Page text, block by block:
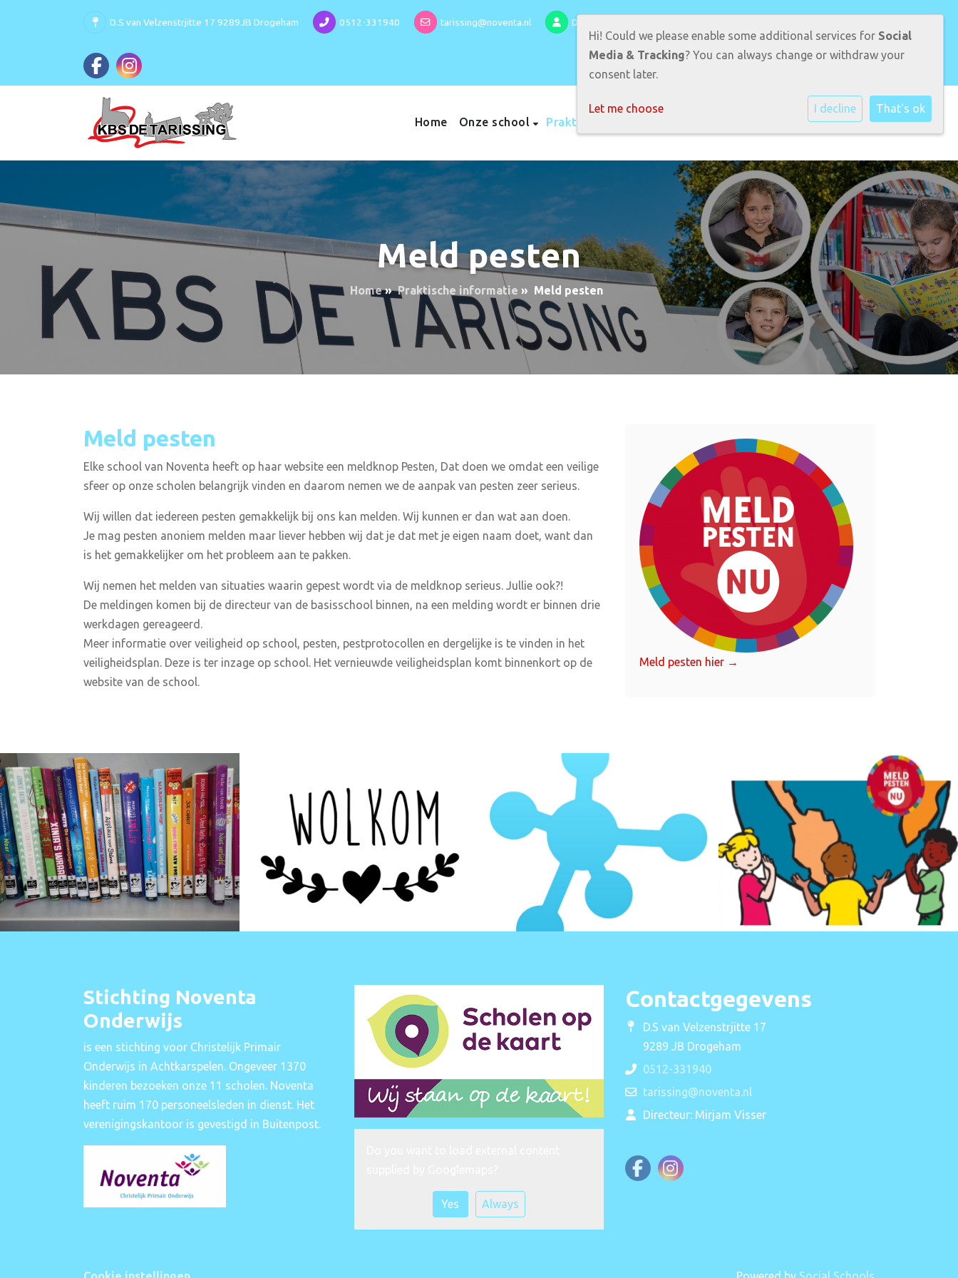
D.S van Velzenstrjitte 17 9289JB Drogeham 0512-331940 tarissing@noventa.nl Directeur: Mirjam Visser
Home Onze school Praktische informatie Contact
Meld pesten
Home» Praktische informatie » Meld pesten
Meld pesten
Elke school van Noventa heeft op haar website een meldknop Pesten, Dat doen we omdat een veilige
sfeer op onze scholen belangrijk vinden en daarom nemen we de aanpak van pesten zeer serieus.
Wij willen dat iedereen pesten gemakkelijk bij ons kan melden. Wij kunnen er dan wat aan doen.
Je mag pesten anoniem melden maar liever hebben wij dat je dat met je eigen naam doet, want dan
is het gemakkelijker om het probleem aan te pakken.
Wij nemen het melden van situaties waarin gepest wordt via de meldknop serieus. Jullie ook?!
De meldingen komen bij de directeur van de basisschool binnen, na een melding wordt er binnen drie
werkdagen gereageerd.
Meer informatie over veiligheid op school, pesten, pestprotocollen en dergelijke is te vinden in het
veiligheidsplan. Deze is ter inzage op school. Het vernieuwde veiligheidsplan komt binnenkort op de
website van de school.
Meld pesten hier →
Stichting Noventa
Onderwijs
is een stichting voor Christelijk Primair
Onderwijs in Achtkarspelen. Ongeveer 1370
kinderen bezoeken onze 11 scholen. Noventa
heeft ruim 170 personeelsleden in dienst. Het
verenigingskantoor is gevestigd in Buitenpost.
Yes Always
Contactgegevens
D.S van Velzenstrjitte 17
9289 JB Drogeham
0512-331940
tarissing@noventa.nl
Directeur: Mirjam Visser
Hi! Could we please enable some additional services for Social
Media & Tracking? You can always change or withdraw your
consent later.
Let me choose I decline That's ok